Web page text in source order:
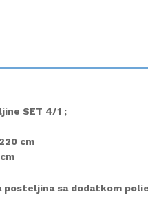
SET 4/1 ;
cm
posteljina sa dodatkom